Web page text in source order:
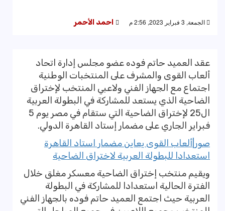
الجمعة, 3 فبراير 2023, 2:56 م احمد الأحمر
عقد العميد حاتم فوده عضو مجلس إدارة اتحاد
ألعاب القوى والمشرف على المنتخبات الوطنية
اجتماع مع الجهاز الفني ولاعبي المنتخب لإختراق
الضاحية الذي يستعد للمشاركة في البطولة العربية
ال25 لإختراق الضاحية التي ستقام في مصر يوم 5
فبراير الجاري على مضمار إستاد القاهرة الدولي.
صور|ألعاب القوى يعاين مضمار استاد القاهرة
استعدادا للبطولة العربية لاختراق الضاحية
ويقيم منتخب إختراق الضاحية معسكر مغلق خلال
الفترة الحالية استعدادا للمشاركة في البطولة
العربية حيث اجتمع العميد حاتم فوده بالجهاز الفني